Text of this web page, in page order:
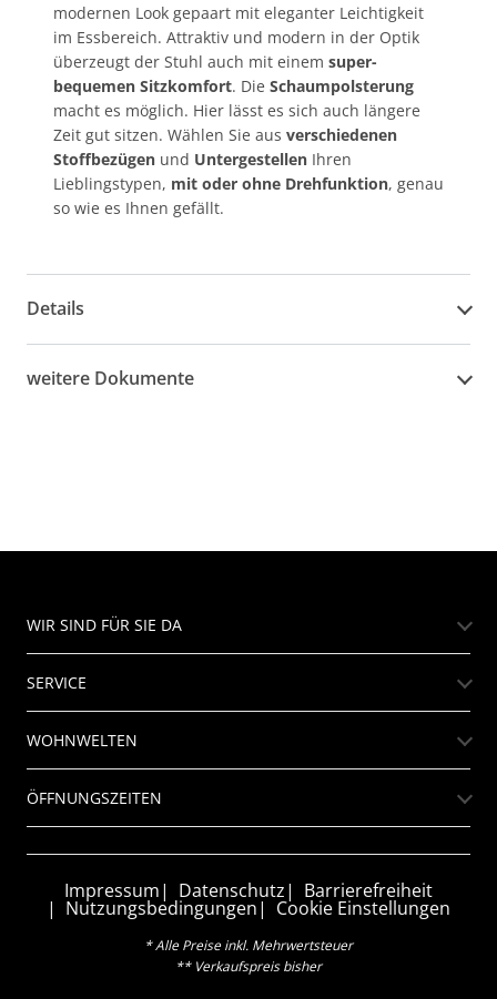
modernen Look gepaart mit eleganter Leichtigkeit
im Essbereich. Attraktiv und modern in der Optik
überzeugt der Stuhl auch mit einem super-
bequemen Sitzkomfort. Die Schaumpolsterung
macht es möglich. Hier lässt es sich auch längere
Zeit gut sitzen. Wählen Sie aus verschiedenen
Stoffbezügen und Untergestellen Ihren
Lieblingstypen, mit oder ohne Drehfunktion, genau
so wie es Ihnen gefällt.
Details
weitere Dokumente
WIR SIND FÜR SIE DA
SERVICE
WOHNWELTEN
ÖFFNUNGSZEITEN
Impressum Datenschutz Barrierefreiheit
Nutzungsbedingungen Cookie Einstellungen
* Alle Preise inkl. Mehrwertsteuer
** Verkaufspreis bisher